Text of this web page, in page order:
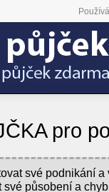
pro
své podnikání
své působení a